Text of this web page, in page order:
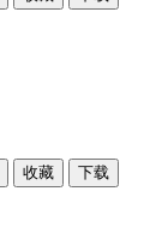
收藏 下载